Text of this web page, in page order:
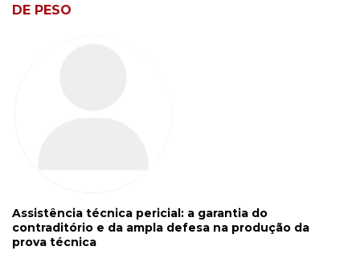
DE PESO
Assistência técnica pericial: a garantia do
contraditório e da ampla defesa na produção da
prova técnica